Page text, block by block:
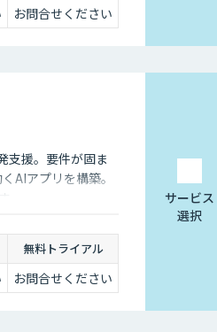
お問合せください
支援。要件が固ま
AIアプリを構築。
無料トライアル
お問合せください
サービス
選択